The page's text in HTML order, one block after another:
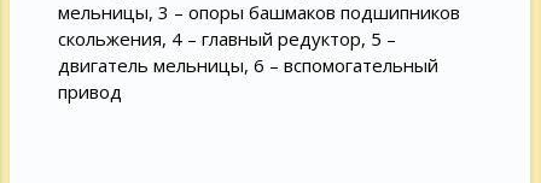
мельницы, 3 – опоры башмаков подшипников
скольжения, 4 – главный редуктор, 5 –
двигатель мельницы, 6 – вспомогательный
привод